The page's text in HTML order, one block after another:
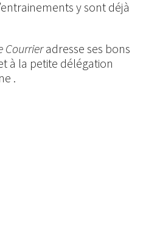
y sont déjà
Courrieradresse ses bons
à la petite délégation
.